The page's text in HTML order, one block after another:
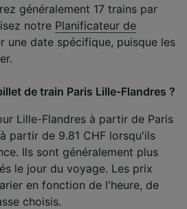
généralement 17 trains par
notre Planificateur de
une date spécifique, puisque les
de train Paris Lille-Flandres ?
Lille-Flandres à partir de Paris
partir de 9.81 CHF lorsqu'ils
Ils sont généralement plus
le jour du voyage. Les prix
en fonction de l'heure, de
choisis.